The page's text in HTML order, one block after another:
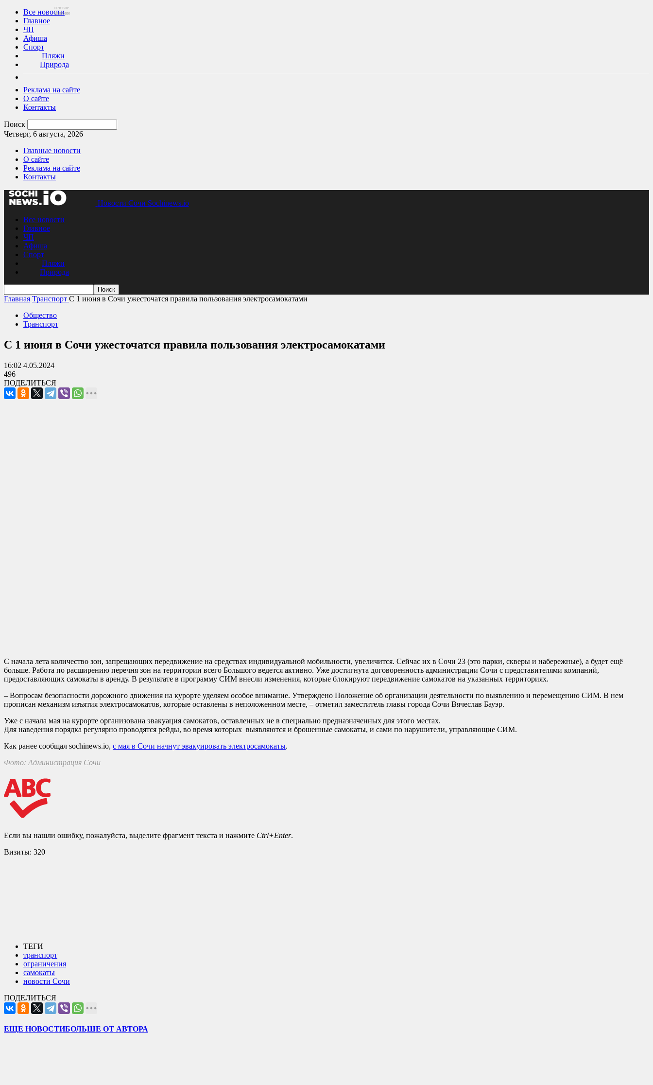
Все новости
Главное
ЧП
Афиша
Спорт
Пляжи
Природа
Реклама на сайте
О сайте
Контакты
Поиск
Четверг, 6 августа, 2026
Главные новости
О сайте
Реклама на сайте
Контакты
Новости Сочи Sochinews.io
сетевое
издание
Все новости
Главное
ЧП
Афиша
Спорт
Пляжи
Природа
Главная Транспорт С 1 июня в Сочи ужесточатся правила пользования электросамокатами
Общество
Транспорт
С 1 июня в Сочи ужесточатся правила пользования электросамокатами
16:02 4.05.2024
496
ПОДЕЛИТЬСЯ
С начала лета количество зон, запрещающих передвижение на средствах индивидуальной мобильности, увеличится. Сейчас их в Сочи 23 (это парки, скверы и набережные), а будет ещё
больше. Работа по расширению перечня зон на территории всего Большого ведется активно. Уже достигнута договоренность администрации Сочи с представителями компаний,
предоставляющих самокаты в аренду. В результате в программу СИМ внесли изменения, которые блокируют передвижение самокатов на указанных территориях.
– Вопросам безопасности дорожного движения на курорте уделяем особое внимание. Утверждено Положение об организации деятельности по выявлению и перемещению СИМ. В нем
прописан механизм изъятия электросамокатов, которые оставлены в неположенном месте, – отметил заместитель главы города Сочи Вячеслав Бауэр.
Уже с начала мая на курорте организована эвакуация самокатов, оставленных не в специально предназначенных для этого местах.
Для наведения порядка регулярно проводятся рейды, во время которых выявляются и брошенные самокаты, и сами по нарушители, управляющие СИМ.
Как ранее сообщал sochinews.io, с мая в Сочи начнут эвакуировать электросамокаты.
Фото: Администрация Сочи
Если вы нашли ошибку, пожалуйста, выделите фрагмент текста и нажмите Ctrl+Enter.
Визиты: 320
ТЕГИ
транспорт
ограничения
самокаты
новости Сочи
ПОДЕЛИТЬСЯ
ЕЩЕ НОВОСТИБОЛЬШЕ ОТ АВТОРА